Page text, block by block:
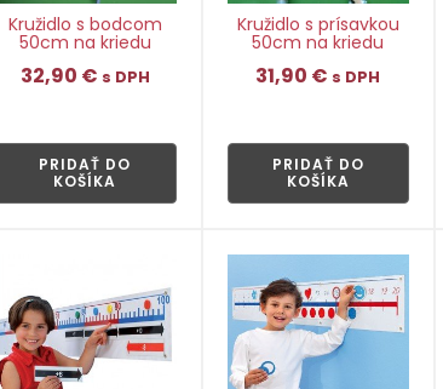
Kružidlo s bodcom
50cm na kriedu
32,90 € s DPH
PRIDAŤ DO
KOŠÍKA
Kružidlo s prísavkou
50cm na kriedu
31,90 € s DPH
PRIDAŤ DO
KOŠÍKA